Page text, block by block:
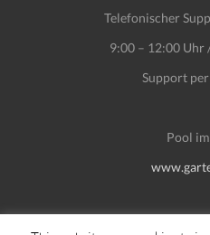
Telefonischer
9:00 – 12:00 Uhr
Support
Pool